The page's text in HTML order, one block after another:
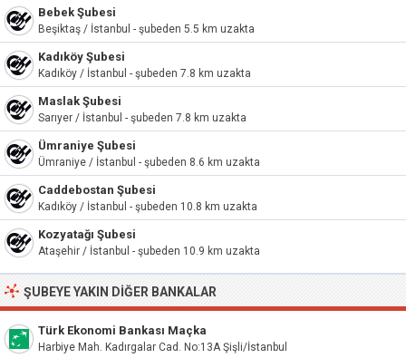
Bebek Şubesi
Beşiktaş / İstanbul - şubeden 5.5 km uzakta
Kadıköy Şubesi
Kadıköy / İstanbul - şubeden 7.8 km uzakta
Maslak Şubesi
Sarıyer / İstanbul - şubeden 7.8 km uzakta
Ümraniye Şubesi
Ümraniye / İstanbul - şubeden 8.6 km uzakta
Caddebostan Şubesi
Kadıköy / İstanbul - şubeden 10.8 km uzakta
Kozyatağı Şubesi
Ataşehir / İstanbul - şubeden 10.9 km uzakta
ŞUBEYE YAKIN DIĞER BANKALAR
Türk Ekonomi Bankası Maçka
Harbiye Mah. Kadırgalar Cad. No:13A Şişli/İstanbul